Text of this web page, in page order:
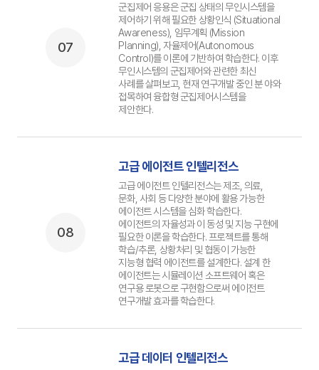
07
군집제어 응용은 군집 상태의 무인시스템을
제어하기 위해 필요한 상황인식 (Situational
Awareness), 임무계획 (Mission
Planning), 자율제어(Autonomous
Control)를 이론에 기반하여 학습한다. 이후
무인시스템의 군집제어와 관련한 최신
사례를 살펴보고, 현재 연구개발 중인 분 야와
접목하여 융합형 군집제어시스템을
제안한다.
08
고급 에이전트 인텔리전스
고급 에이전트 인텔리전스는 제조, 의료,
문화, 사회 등 다양한 분야에 활용 가능한
에이전트 시스템을 심화 학습한다.
에이전트의 자율성과 이 동성 및 지능 구현에
필요한 이론을 학습한다. 프로젝트를 통해
학습/추론, 상황처리 및 협동이 가능한
지능형 협력 에이전트를 설계한다. 설계 한
에이전트는 시뮬레이션 소프트웨어 혹은
연구용 로봇으로 구현함으로써 에이전트
연구개발 효과를 학습한다.
고급 데이터 인텔리전스